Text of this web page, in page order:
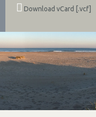
Download vCard [.vcf]